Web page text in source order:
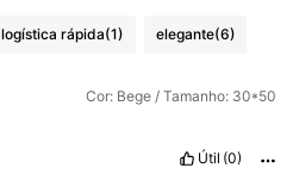
logística rápida(1) elegante(6)
Cor: Bege / Tamanho: 30*50
Útil (0)